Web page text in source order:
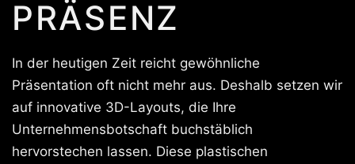
PRÄSENZ
In der heutigen Zeit reicht gewöhnliche
Präsentation oft nicht mehr aus. Deshalb setzen wir
auf innovative 3D-Layouts, die Ihre
Unternehmensbotschaft buchstäblich
hervorstechen lassen. Diese plastischen